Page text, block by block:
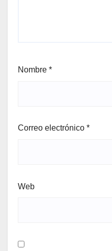
Nombre *
Correo electrónico *
Web